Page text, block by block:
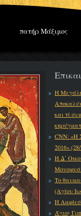
πατήρ Μάξιμος
Η
και τί
CNN: «Η
2016»
Η Δ΄
Το
(Αγίου
Η
Άγιος